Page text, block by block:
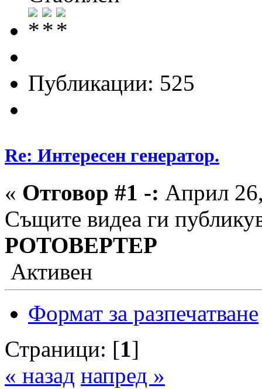
Публикации: 525
Re: Интересен генератор.
« Отговор #1 -: Април
Същите видеа ги
РОТОВЕРТЕР
Активен
Формат за разпечатване
Страници: [1]
« назад напред »